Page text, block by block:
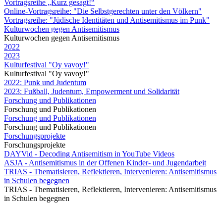
Vortragsreihe „Kurz gesagt!“
Online-Vortragsreihe: "Die Selbstgerechten unter den Völkern"
Vortragsreihe: "Jüdische Identitäten und Antisemitismus im Punk"
Kulturwochen gegen Antisemitismus
Kulturwochen gegen Antisemitismus
2022
2023
Kulturfestival "Oy vavoy!"
Kulturfestival "Oy vavoy!"
2022: Punk und Judentum
2023: Fußball, Judentum, Empowerment und Solidarität
Forschung und Publikationen
Forschung und Publikationen
Forschung und Publikationen
Forschung und Publikationen
Forschungsprojekte
Forschungsprojekte
DAYVid - Decoding Antisemitism in YouTube Videos
ASJA - Antisemitismus in der Offenen Kinder- und Jugendarbeit
TRIAS - Thematisieren, Reflektieren, Intervenieren: Antisemitismus
in Schulen begegnen
TRIAS - Thematisieren, Reflektieren, Intervenieren: Antisemitismus
in Schulen begegnen